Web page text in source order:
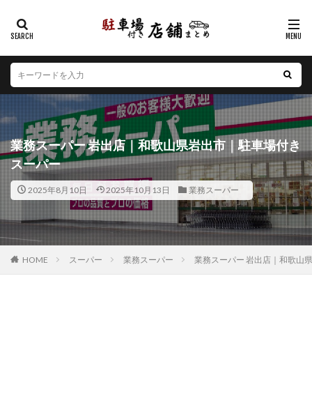
業務スーパー 岩出店｜和歌山県岩出市｜駐車場付き
スーパー
2025年8月10日 2025年10月13日 業務スーパー
HOME スーパー 業務スーパー 業務スーパー 岩出店｜和歌山
カテゴリー
エリア
北海道 青森県 岩手県 宮城県
秋田県
山形県
福島県 茨城県 栃木県
群馬県
埼玉県
千葉県 東京都 神奈川県
新潟県
山梨県
長野県 富山県 石川県
福井県
岐阜県
静岡県 愛知県 三重県
滋賀県
京都府
大阪府 兵庫県 奈良県
和歌山県
鳥取県
島根県 岡山県 広島県
山口県
徳島県
香川県 愛媛県 高知県
福岡県
佐賀県
長崎県 熊本県 大分県
宮崎県